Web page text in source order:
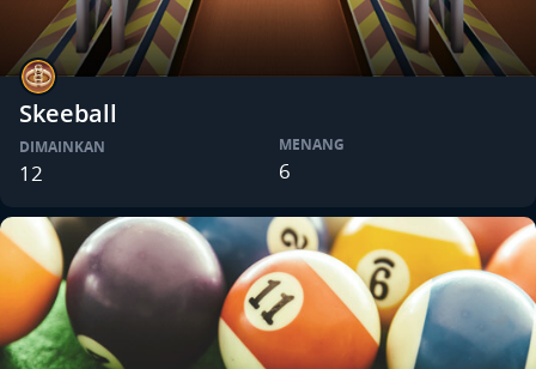
Skeeball
DIMAINKAN
12
MENANG
6